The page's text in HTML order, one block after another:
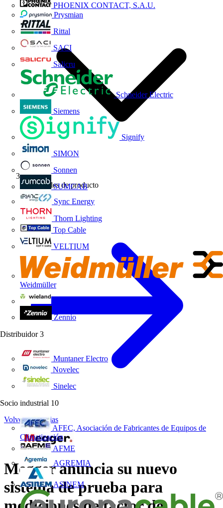
PHOENIX CONTACT, S.A.U.
Prysmian
Rittal
SACI
Salicru
Schneider Electric
Siemens
Signify
SIMON
Sonnen
SUMCAB
Sync Energy
Thorn Lighting
Top Cable
VELTIUM
Weidmüller
Zennio
Distribuidor 3
Muntaner Electro
Novelec
Sinelec
Socio industrial 10
AFEC, Asociación de Fabricantes de Equipos de
Climatización
AFME
AGREMIA
ASINEM
Novedades de producto
Volver a Noticias
Megger anuncia su nuevo
sistema de prueba para